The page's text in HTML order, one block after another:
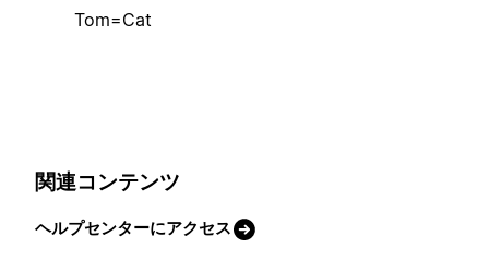
Tom=Cat
関連コンテンツ
ヘルプセンターにアクセス